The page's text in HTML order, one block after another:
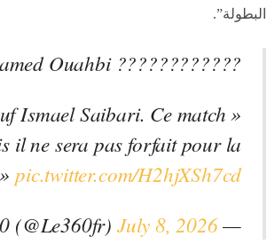
البطولة”.
????????????️ Mohamed Ouahbi:
Ismael Saibari. Ce match
il ne sera pas forfait pour la
pic.twitter.com/H2hjXSh7cd
— Le360 (@Le360fr)
July 8, 2026